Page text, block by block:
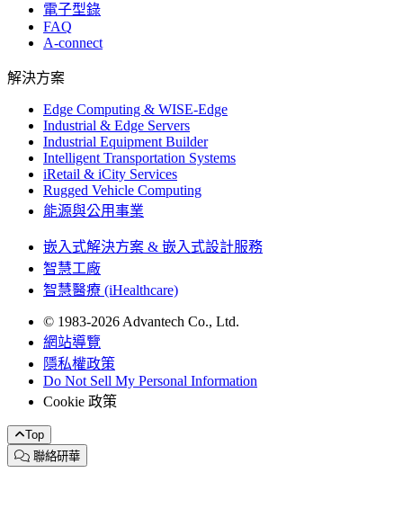
電子型錄
FAQ
A-connect
解決方案
Edge Computing & WISE-Edge
Industrial & Edge Servers
Industrial Equipment Builder
Intelligent Transportation Systems
iRetail & iCity Services
Rugged Vehicle Computing
能源與公用事業
嵌入式解決方案 & 嵌入式設計服務
智慧工廠
智慧醫療 (iHealthcare)
© 1983-2026 Advantech Co., Ltd.
網站導覽
隱私權政策
Do Not Sell My Personal Information
Cookie 政策
Top
聯絡研華